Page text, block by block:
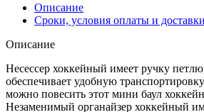
Описание
Сроки, условия оплаты и доставки
Описание
Несессер хоккейный имеет ручку
обеспечивает удобную
можно повесить этот мини баул
Незаменимый органайзер хоккейный